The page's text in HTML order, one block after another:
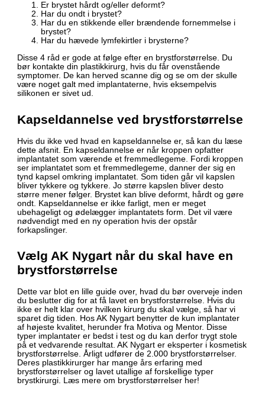
Er brystet hårdt og/eller deformt?
Har du ondt i brystet?
Har du en stikkende eller brændende fornemmelse i
brystet?
Har du hævede lymfekirtler i brysterne?
Disse 4 råd er gode at følge efter en brystforstørrelse. Du
bør kontakte din plastikkirurg, hvis du får ovenstående
symptomer. De kan herved scanne dig og se om der skulle
være noget galt med implantaterne, hvis eksempelvis
silikonen er sivet ud.
Kapseldannelse ved brystforstørrelse
Hvis du ikke ved hvad en kapseldannelse er, så kan du læse
dette afsnit. En kapseldannelse er når kroppen opfatter
implantatet som værende et fremmedlegeme. Fordi kroppen
ser implantatet som et fremmedlegeme, danner der sig en
tynd kapsel omkring implantatet. Som tiden går vil kapslen
bliver tykkere og tykkere. Jo større kapslen bliver desto
større mener følger. Brystet kan blive deformt, hårdt og gøre
ondt. Kapseldannelse er ikke farligt, men er meget
ubehageligt og ødelægger implantatets form. Det vil være
nødvendigt med en ny operation hvis der opstår
forkapslinger.
Vælg AK Nygart når du skal have en
brystforstørrelse
Dette var blot en lille guide over, hvad du bør overveje inden
du beslutter dig for at få lavet en brystforstørrelse. Hvis du
ikke er helt klar over hvilken kirurg du skal vælge, så har vi
sparet dig tiden. Hos AK Nygart benytter de kun implantater
af højeste kvalitet, herunder fra Motiva og Mentor. Disse
typer implantater er bedst i test og du kan derfor trygt stole
på et vedvarende resultat. AK Nygart er eksperter i kosmetisk
brystforstørrelse. Årligt udfører de 2.000 brystforstørrelser.
Deres plastikkirurger har mange års erfaring med
brystforstørrelser og lavet utallige af forskellige typer
brystkirurgi. Læs mere om brystforstørrelser her!